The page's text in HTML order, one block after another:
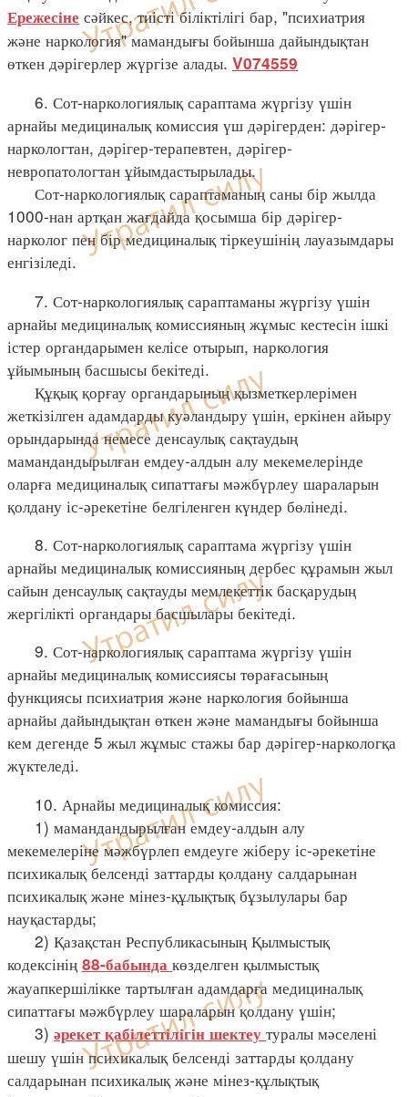
Ережесіне сәйкес, тиісті біліктілігі бар, "психиатрия
және наркология" мамандығы бойынша дайындықтан
өткен дәрігерлер жүргізе алады. V074559
6. Сот-наркологиялық сараптама жүргізу үшін
арнайы медициналық комиссия үш дәрігерден: дәрігер-
наркологтан, дәрігер-терапевтен, дәрігер-
невропатологтан ұйымдастырылады.
Сот-наркологиялық сараптаманың саны бір жылда
1000-нан артқан жағдайда қосымша бір дәрігер-
нарколог пен бір медициналық тіркеушінің лауазымдары
енгізіледі.
7. Сот-наркологиялық сараптаманы жүргізу үшін
арнайы медициналық комиссияның жұмыс кестесін ішкі
істер органдарымен келісе отырып, наркология
ұйымының басшысы бекітеді.
Құқық қорғау органдарының қызметкерлерімен
жеткізілген адамдарды куәландыру үшін, еркінен айыру
орындарында немесе денсаулық сақтаудың
мамандандырылған емдеу-алдын алу мекемелерінде
оларға медициналық сипаттағы мәжбүрлеу шараларын
қолдану іс-әрекетіне белгіленген күндер бөлінеді.
8. Сот-наркологиялық сараптама жүргізу үшін
арнайы медициналық комиссияның дербес құрамын жыл
сайын денсаулық сақтауды мемлекеттік басқарудың
жергілікті органдары басшылары бекітеді.
9. Сот-наркологиялық сараптама жүргізу үшін
арнайы медициналық комиссиясы төрағасының
функциясы психиатрия және наркология бойынша
арнайы дайындықтан өткен және мамандығы бойынша
кем дегенде 5 жыл жұмыс стажы бар дәрігер-наркологқа
жүктеледі.
10. Арнайы медициналық комиссия:
1) мамандандырылған емдеу-алдын алу
мекемелеріне мәжбүрлеп емдеуге жіберу іс-әрекетіне
психикалық белсенді заттарды қолдану салдарынан
психикалық және мінез-құлықтық бұзылулары бар
науқастарды;
2) Қазақстан Республикасының Қылмыстық
кодексінің 88-бабында көзделген қылмыстық
жауапкершілікке тартылған адамдарға медициналық
сипаттағы мәжбүрлеу шараларын қолдану үшін;
3) әрекет қабілеттілігін шектеу туралы мәселені
шешу үшін психикалық белсенді заттарды қолдану
салдарынан психикалық және мінез-құлықтық